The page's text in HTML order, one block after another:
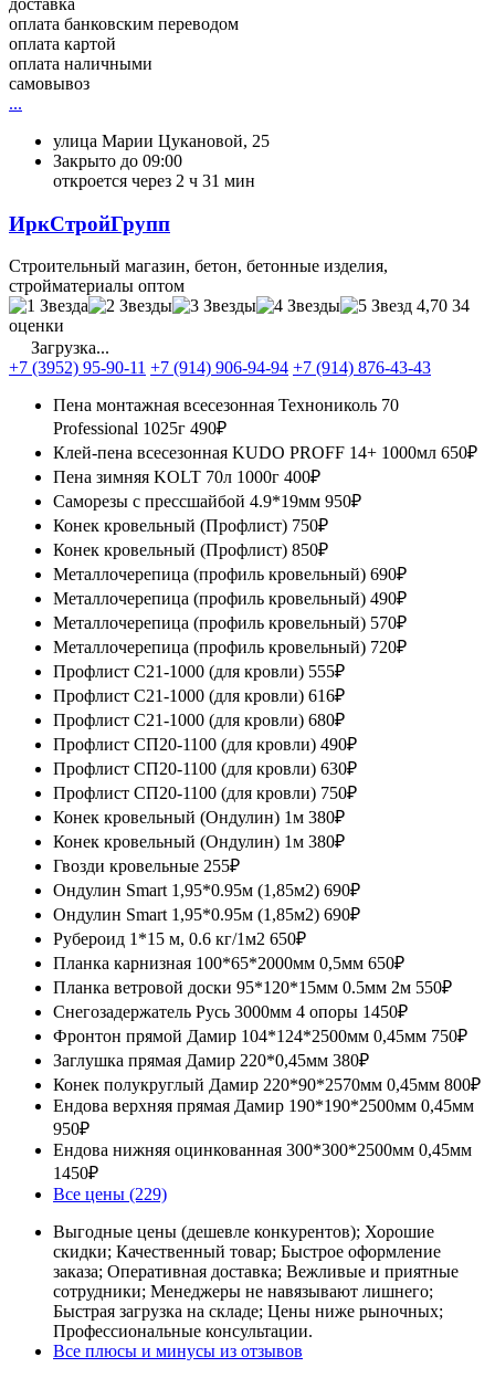
доставка
оплата банковским переводом
оплата картой
оплата наличными
самовывоз
...
улица Марии Цукановой, 25
Закрыто до 09:00
откроется через 2 ч 31 мин
ИркСтройГрупп
Строительный магазин, бетон, бетонные изделия,
стройматериалы оптом
4,70 34
оценки
Загрузка...
+7 (3952) 95-90-11 +7 (914) 906-94-94 +7 (914) 876-43-43
Пена монтажная всесезонная Технониколь 70
Professional 1025г 490₽
Клей-пена всесезонная KUDO PROFF 14+ 1000мл 650₽
Пена зимняя KOLT 70л 1000г 400₽
Саморезы с прессшайбой 4.9*19мм 950₽
Конек кровельный (Профлист) 750₽
Конек кровельный (Профлист) 850₽
Металлочерепица (профиль кровельный) 690₽
Металлочерепица (профиль кровельный) 490₽
Металлочерепица (профиль кровельный) 570₽
Металлочерепица (профиль кровельный) 720₽
Профлист С21-1000 (для кровли) 555₽
Профлист С21-1000 (для кровли) 616₽
Профлист С21-1000 (для кровли) 680₽
Профлист СП20-1100 (для кровли) 490₽
Профлист СП20-1100 (для кровли) 630₽
Профлист СП20-1100 (для кровли) 750₽
Конек кровельный (Ондулин) 1м 380₽
Конек кровельный (Ондулин) 1м 380₽
Гвозди кровельные 255₽
Ондулин Smart 1,95*0.95м (1,85м2) 690₽
Ондулин Smart 1,95*0.95м (1,85м2) 690₽
Рубероид 1*15 м, 0.6 кг/1м2 650₽
Планка карнизная 100*65*2000мм 0,5мм 650₽
Планка ветровой доски 95*120*15мм 0.5мм 2м 550₽
Снегозадержатель Русь 3000мм 4 опоры 1450₽
Фронтон прямой Дамир 104*124*2500мм 0,45мм 750₽
Заглушка прямая Дамир 220*0,45мм 380₽
Конек полукруглый Дамир 220*90*2570мм 0,45мм 800₽
Ендова верхняя прямая Дамир 190*190*2500мм 0,45мм
950₽
Ендова нижняя оцинкованная 300*300*2500мм 0,45мм
1450₽
Все цены (229)
Выгодные цены (дешевле конкурентов); Хорошие
скидки; Качественный товар; Быстрое оформление
заказа; Оперативная доставка; Вежливые и приятные
сотрудники; Менеджеры не навязывают лишнего;
Быстрая загрузка на складе; Цены ниже рыночных;
Профессиональные консультации.
Все плюсы и минусы из отзывов